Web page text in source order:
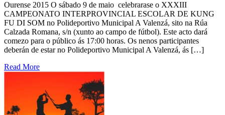
Ourense 2015 O sábado 9 de maio celebrarase o XXXIII
CAMPEONATO INTERPROVINCIAL ESCOLAR DE KUNG
FU DI SOM no Polideportivo Municipal A Valenzá, sito na Rúa
Calzada Romana, s/n (xunto ao campo de fútbol). Este acto dará
comezo para o público ás 17:00 horas. Os nenos participantes
deberán de estar no Polideportivo Municipal A Valenzá, ás […]
Read More